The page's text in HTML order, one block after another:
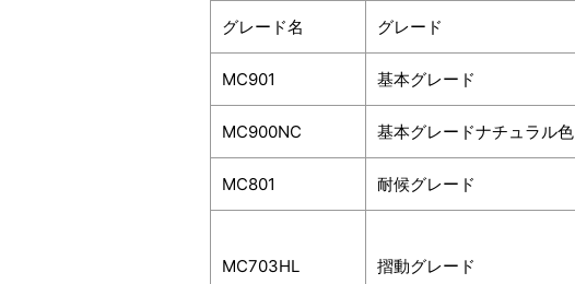
グレード名 グレード
MC901 基本グレード
MC900NC 基本グレードナチュラル色
MC801 耐候グレード
MC703HL 摺動グレード